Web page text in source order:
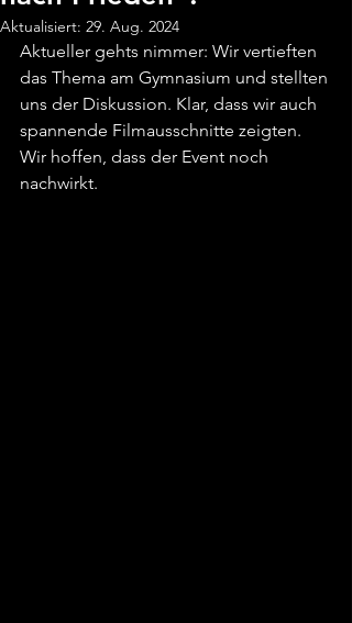
Aktualisiert: 29. Aug. 2024
Aktueller gehts nimmer: Wir vertieften
das Thema am Gymnasium und stellten
uns der Diskussion. Klar, dass wir auch
spannende Filmausschnitte zeigten.
Wir hoffen, dass der Event noch
nachwirkt.